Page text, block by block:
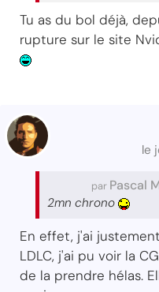
Tu as du bol déjà,
rupture sur le site
le
par Pascal
2mn chrono
En effet, j'ai
LDLC, j'ai pu voir la
de la prendre hélas.